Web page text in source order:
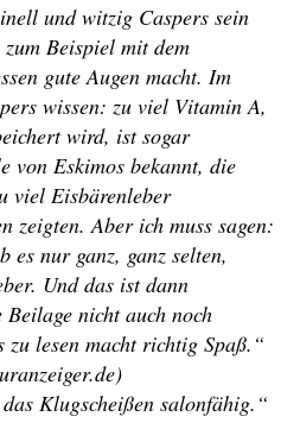
und witzig Caspers sein
Beispiel mit dem
gute Augen macht. Im
wissen: zu viel Vitamin A,
wird, ist sogar
von Eskimos bekannt, die
viel Eisbärenleber
zeigten. Aber ich muss sagen:
nur ganz, ganz selten,
Und das ist dann
nicht auch noch
zu lesen macht richtig Spaß.“
Klugscheißen salonfähig.“